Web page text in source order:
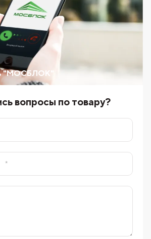
"МОСБЛОК"
вопросы по товару?